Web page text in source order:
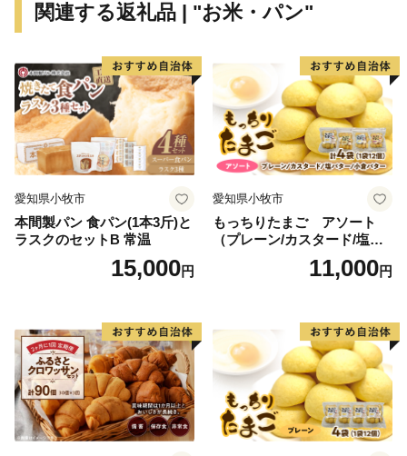
電話：0875-24-8056
Email：shimanto@furusato-city.com
関連する返礼品 | "お米・パン"
愛知県小牧市
本間製パン 食パン(1本3斤)と
ラスクのセットB 常温
15,000円
愛知県小牧市
もっちりたまご アソート
（プレーン/カスタード/塩バ
ター/小倉バター）11,000円